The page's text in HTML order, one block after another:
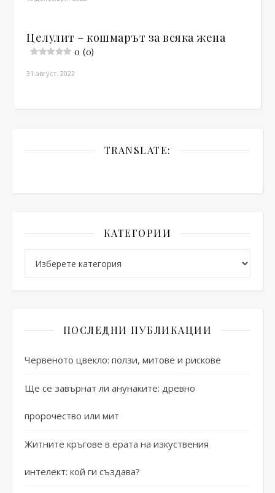
Целулит – кошмарът за всяка жена
0 (0)
31.август. 2022
TRANSLATE:
КАТЕГОРИИ
ПОСЛЕДНИ ПУБЛИКАЦИИ
Червеното цвекло: ползи, митове и рискове
Ще се завърнат ли анунаките: древно
пророчество или мит
Житните кръгове в ерата на изкуствения
интелект: кой ги създава?